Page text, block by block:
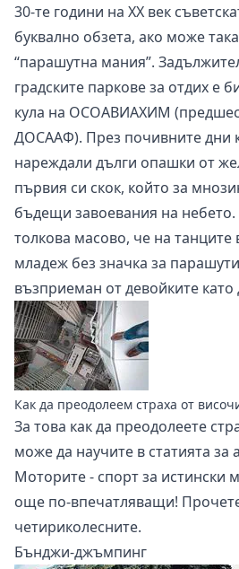
30-те години на XX век
буквално обзета, ако може
“парашутна мания”.
градските паркове за отдих е
кула на ОСОАВИАХИМ
ДОСААФ). През почивните дни
нареждали дълги опашки от
първия си скок, който за
бъдещи завоевания на
толкова масово, че на
младеж без значка за
възприеман от девойките като
Как да преодолеем страха от
За това как да преодолеете
може да научите в статията за
Моторите - спорт за истински
още по-впечатляващи!
четириколесните.
Бънджи-джъмпинг